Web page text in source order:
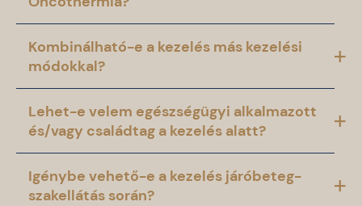
Kombinálható-e a kezelés más kezelési
módokkal?
Lehet-e velem egészségügyi alkalmazott
és/vagy családtag a kezelés alatt?
Igénybe vehető-e a kezelés járóbeteg-
szakellátás során?